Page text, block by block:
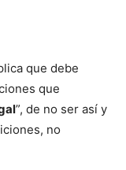
que debe
que
”, de no ser así y
no